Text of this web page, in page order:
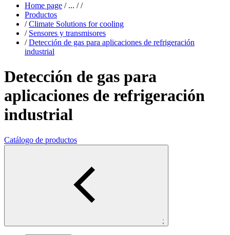
Home page /... / /
Productos
/ Climate Solutions for cooling
/ Sensores y transmisores
/ Detección de gas para aplicaciones de refrigeración
industrial
Detección de gas para
aplicaciones de refrigeración
industrial
Catálogo de productos
;